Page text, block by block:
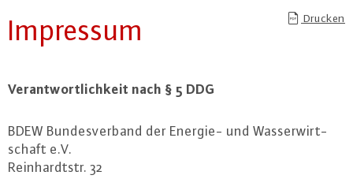
Drucken
Impressum
Ver­ant­wort­lich­keit nach § 5 DDG
BDEW Bun­des­ver­band der Energie- und Was­ser­wirt­
schaft e.V.
Rein­hardt­str. 32